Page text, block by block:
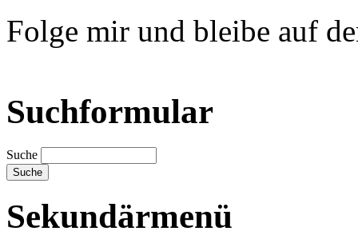
Folge mir und bleibe auf
Suchformular
Suche
Sekundärmenü